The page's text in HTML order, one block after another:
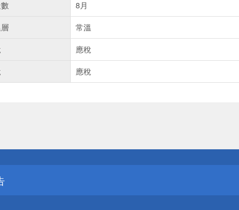
8月
常溫
應稅
應稅
！請小心！